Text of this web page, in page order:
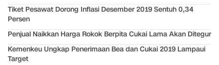
Tiket Pesawat Dorong Inflasi Desember 2019 Sentuh 0,34
Persen
Penjual Naikkan Harga Rokok Berpita Cukai Lama Akan Ditegur
Kemenkeu Ungkap Penerimaan Bea dan Cukai 2019 Lampaui
Target